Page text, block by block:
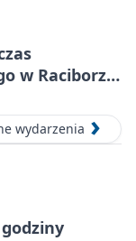
w Raciborzu
wydarzenia